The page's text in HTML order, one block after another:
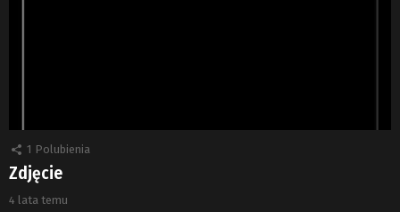
1 Polubienia
Zdjęcie
4 lata temu